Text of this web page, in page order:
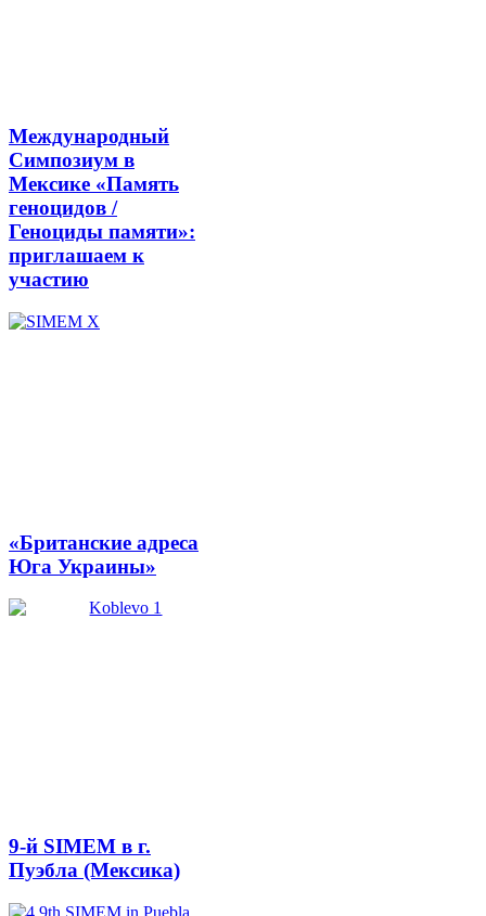
Международный
Симпозиум в
Мексике «Память
геноцидов /
Геноциды памяти»:
приглашаем к
участию
«Британские адреса
Юга Украины»
9-й SIMEM в г.
Пуэбла (Мексика)